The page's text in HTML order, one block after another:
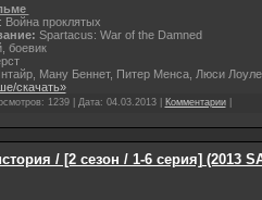
Война проклятых
Spartacus: War of the Damned
боевик
Ману Беннет, Питер Менса, Люси
скачать»
1239 | Дата: 04.03.2013| Комментарии|
/ [2 сезон / 1-6 серия] (2013